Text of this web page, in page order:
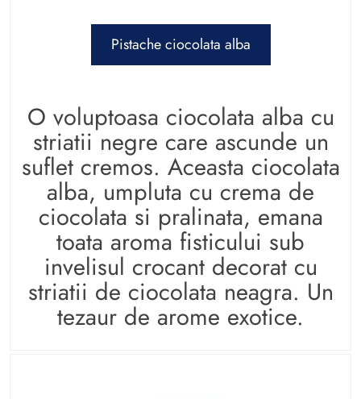
Pistache ciocolata alba
O voluptoasa ciocolata alba cu
striatii negre care ascunde un
suflet cremos. Aceasta ciocolata
alba, umpluta cu crema de
ciocolata si pralinata, emana
toata aroma fisticului sub
invelisul crocant decorat cu
striatii de ciocolata neagra. Un
tezaur de arome exotice.